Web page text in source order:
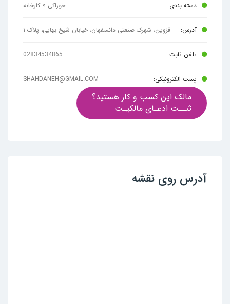
دسته بندی: خوراکی > کارخانه
آدرس: قزوین، شهرک صنعتی دانسفهان، خیابان شیخ بهایی، پلاک ۱
تلفن ثابت: 02834534865
پست الکترونیکی: SHAHDANEH@GMAIL.COM
مالک این کسب و کار هستید؟
ثبــت ادعـای مالکیـت
آدرس روی نقشه